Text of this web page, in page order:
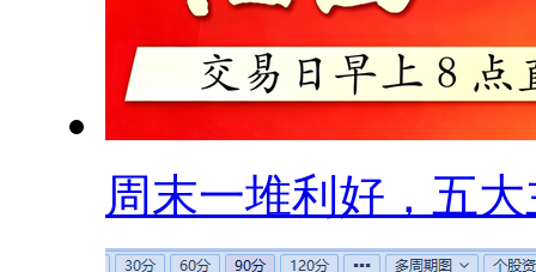
周末一堆利好，五大